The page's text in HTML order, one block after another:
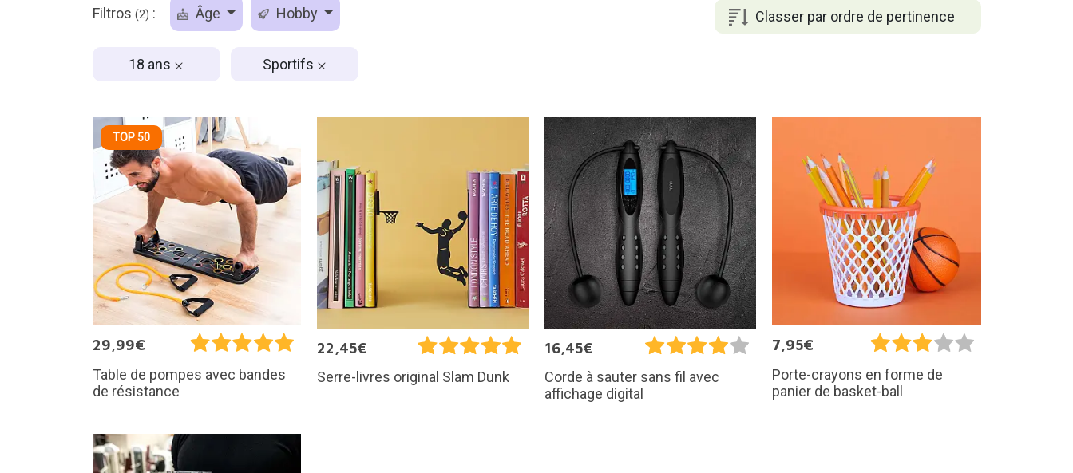
Classer par ordre de pertinence
Filtros (2) : Âge Hobby
18 ans Sportifs
TOP 50
29,99€
Table de pompes avec bandes
de résistance
22,45€
Serre-livres original Slam Dunk
16,45€
Corde à sauter sans fil avec
affichage digital
7,95€
Porte-crayons en forme de
panier de basket-ball